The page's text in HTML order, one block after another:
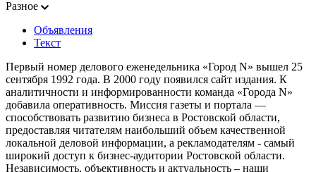
Разное
Объявления
Текст
Первый номер делового еженедельника «Город N» вышел 25
сентября 1992 года. В 2000 году появился сайт издания. К
аналитичности и информированности команда «Города N»
добавила оперативность. Миссия газеты и портала —
способствовать развитию бизнеса в Ростовской области,
предоставляя читателям наибольший объем качественной
локальной деловой информации, а рекламодателям - самый
широкий доступ к бизнес-аудитории Ростовской области.
Независимость, объективность и актуальность – наши